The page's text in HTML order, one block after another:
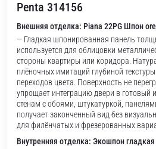
Penta 314156
Внешняя отделка: Piana 22PG Шпон
— Гладкая шпонированная панель
используется для облицовки
стороны квартиры или коридора.
плёночных имитаций глубиной
переходов цвета. Поверхность не
упрощает интеграцию двери в готовый
стенам с обоями, штукатуркой,
получает законченный вид без
для филёнчатых и фрезерованных
Внутренняя отделка: Экошпон